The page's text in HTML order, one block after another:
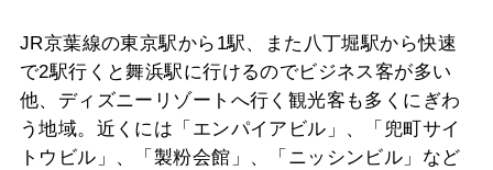
JR京葉線の東京駅から1駅、また八丁堀駅から快速
で2駅行くと舞浜駅に行けるのでビジネス客が多い
他、ディズニーリゾートへ行く観光客も多くにぎわ
う地域。近くには「エンパイアビル」、「兜町サイ
トウビル」、「製粉会館」、「ニッシンビル」など